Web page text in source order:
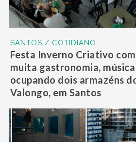
SANTOS / COTIDIANO
Festa Inverno Criativo
muita gastronomia,
ocupando dois armazéns
Valongo, em Santos